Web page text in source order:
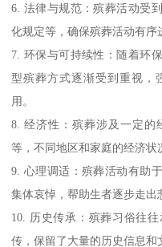
6. 法律与规范：殡葬活动受
化规定等，确保殡葬活动有序
7. 环保与可持续性：随着环
型殡葬方式逐渐受到重视，
用。
8. 经济性：殡葬涉及一定的
等，不同地区和家庭的经济状
9. 心理调适：殡葬活动有助
集体哀悼，帮助生者逐步走出
10. 历史传承：殡葬习俗往
传，保留了大量的历史信息和